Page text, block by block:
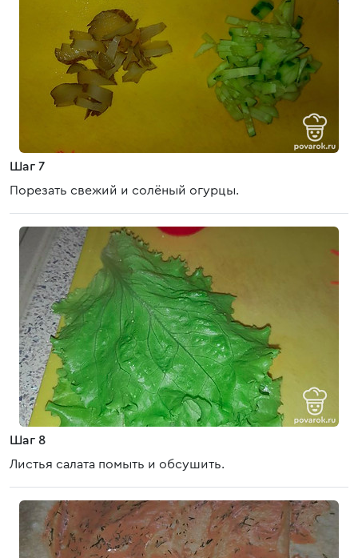
Шаг 7
Порезать свежий и солёный огурцы.
Шаг 8
Листья салата помыть и обсушить.